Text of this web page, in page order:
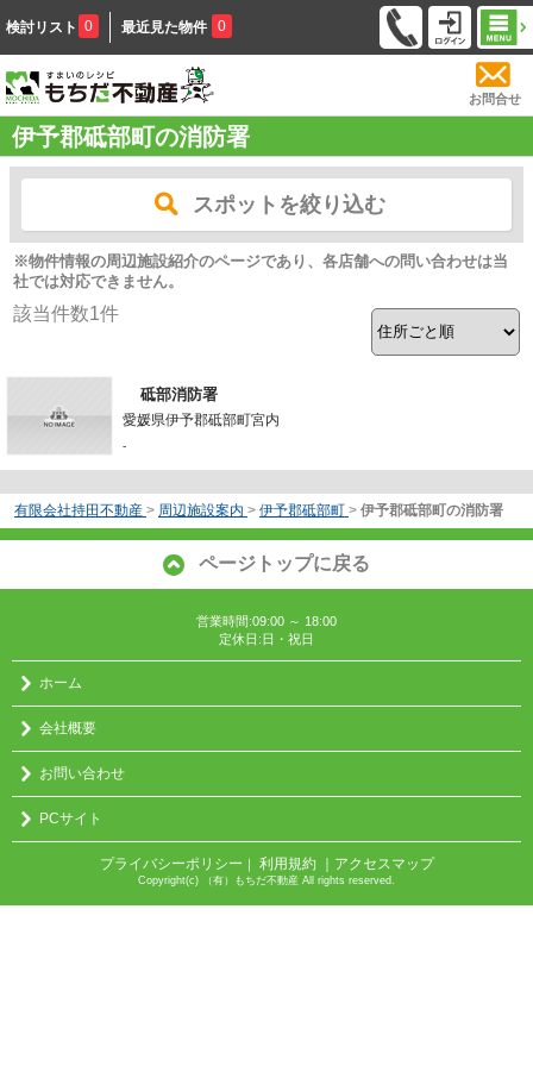
検討リスト 0 最近見た物件 0
お問合せ
伊予郡砥部町の消防署
スポットを絞り込む
※物件情報の周辺施設紹介のページであり、各店舗への問い合わせは当
社では対応できません。
該当件数1件
砥部消防署
愛媛県伊予郡砥部町宮内
-
有限会社持田不動産 > 周辺施設案内 > 伊予郡砥部町 > 伊予郡砥部町の消防署
ページトップに戻る
営業時間:09:00 ～ 18:00
定休日:日・祝日
ホーム
会社概要
お問い合わせ
PCサイト
プライバシーポリシー ｜ 利用規約 ｜アクセスマップ
Copyright(c) （有）もちだ不動産 All rights reserved.